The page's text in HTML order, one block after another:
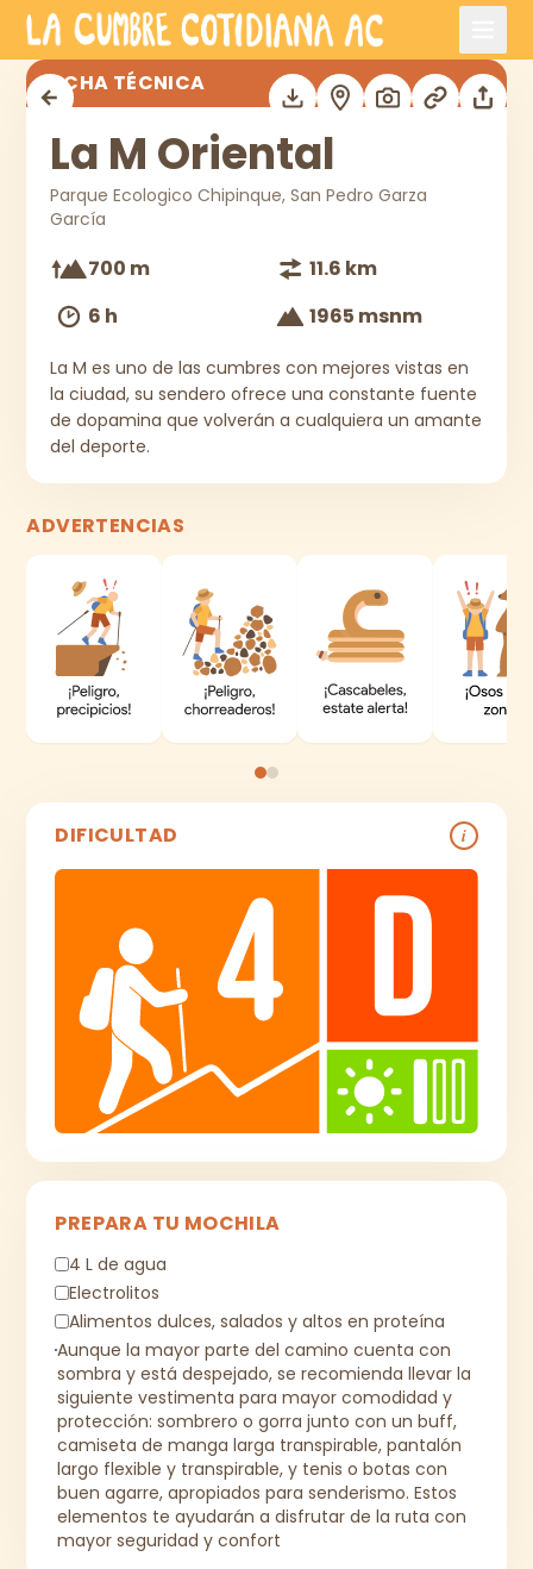
Saltar al contenido principal
La M Oriental
FICHA TÉCNICA
La M Oriental
Parque Ecologico Chipinque, San Pedro Garza
García
700 m
11.6 km
6 h
1965 msnm
La M es uno de las cumbres con mejores vistas en
la ciudad, su sendero ofrece una constante fuente
de dopamina que volverán a cualquiera un amante
del deporte.
ADVERTENCIAS
DIFICULTAD i
PREPARA TU MOCHILA
4 L de agua
Electrolitos
Alimentos dulces, salados y altos en proteína
Aunque la mayor parte del camino cuenta con
sombra y está despejado, se recomienda llevar la
siguiente vestimenta para mayor comodidad y
protección: sombrero o gorra junto con un buff,
camiseta de manga larga transpirable, pantalón
largo flexible y transpirable, y tenis o botas con
buen agarre, apropiados para senderismo. Estos
elementos te ayudarán a disfrutar de la ruta con
mayor seguridad y confort